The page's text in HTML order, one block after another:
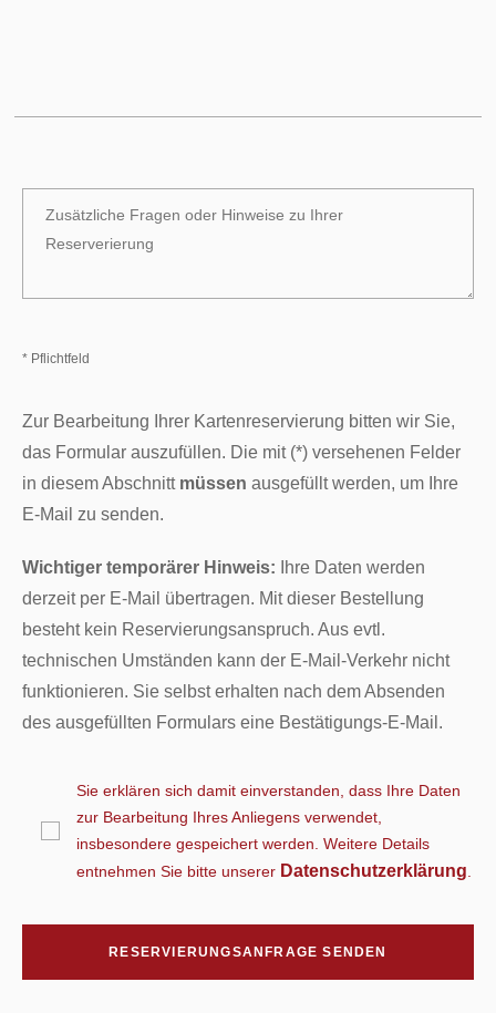
* Pflichtfeld
Zur Bearbeitung Ihrer Kartenreservierung bitten wir Sie,
das Formular auszufüllen. Die mit (*) versehenen Felder
in diesem Abschnitt müssen ausgefüllt werden, um Ihre
E-Mail zu senden.
Wichtiger temporärer Hinweis: Ihre Daten werden
derzeit per E-Mail übertragen. Mit dieser Bestellung
besteht kein Reservierungsanspruch. Aus evtl.
technischen Umständen kann der E-Mail-Verkehr nicht
funktionieren. Sie selbst erhalten nach dem Absenden
des ausgefüllten Formulars eine Bestätigungs-E-Mail.
Sie erklären sich damit einverstanden, dass Ihre Daten
zur Bearbeitung Ihres Anliegens verwendet,
insbesondere gespeichert werden. Weitere Details
entnehmen Sie bitte unserer Datenschutzerklärung